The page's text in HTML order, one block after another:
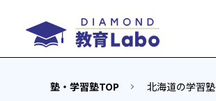
塾・学習塾TOP 北海道の学習塾